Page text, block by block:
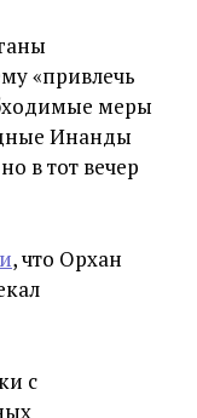
«привлечь
меры
Инанды
в тот вечер
, что Орхан
с